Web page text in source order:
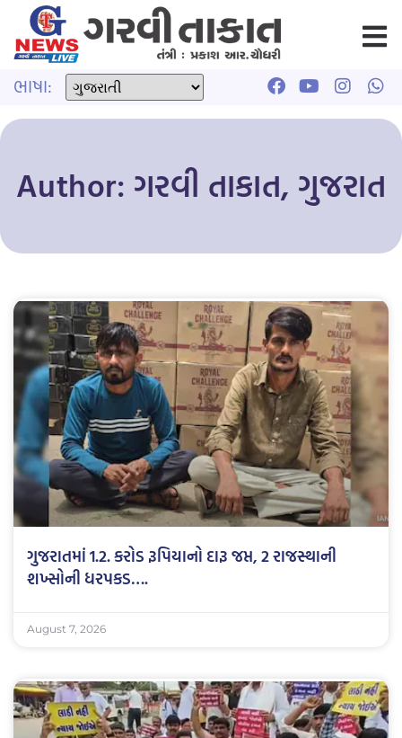
ભાષા:
Author: ગરવી તાકાત, ગુજરાત
ગુજરાતમાં 1.2. કરોડ રૂપિયાનો દારૂ જપ્ત, 2 રાજસ્થાની
શખ્સોની ધરપકડ….
August 7, 2026